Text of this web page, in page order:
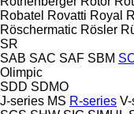
Robatel Rovatti Royal
Röschermatic Rösler
SR
SAB SAC SAF SBM
Olimpic
SDD SDMO
J-series MS R-series